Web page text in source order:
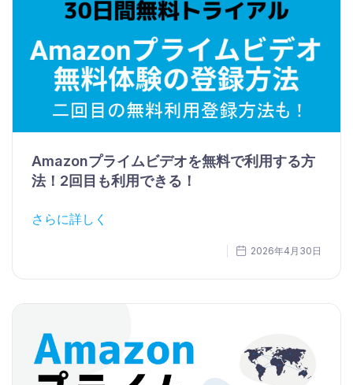
Amazonプライムビデオを無料で利用する方
法！2回目も利用できる！
さらに詳しく
2026年4月30日